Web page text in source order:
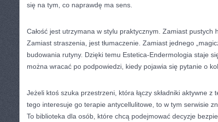
się na tym, co naprawdę ma sens.
Całość jest utrzymana w stylu praktycznym. Zamiast pustych
Zamiast straszenia, jest tłumaczenie. Zamiast jednego
budowania rutyny. Dzięki temu Estetica-Endermologia staje
można wracać po podpowiedzi, kiedy pojawia się pytanie o
Jeżeli ktoś szuka przestrzeni, która łączy składniki aktywne z
tego interesuje go terapie antycellulitowe, to w tym serwisie
To biblioteka dla osób, które chcą podejmować decyzje